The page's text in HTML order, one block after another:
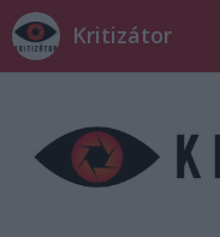
Kritizátor